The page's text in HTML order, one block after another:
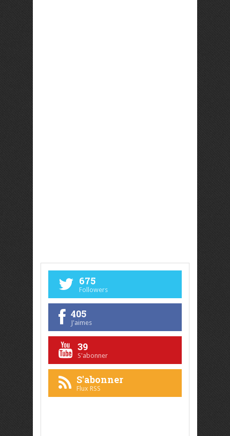
675
Followers
405
J'aimes
39
S'abonner
S'abonner
Flux RSS